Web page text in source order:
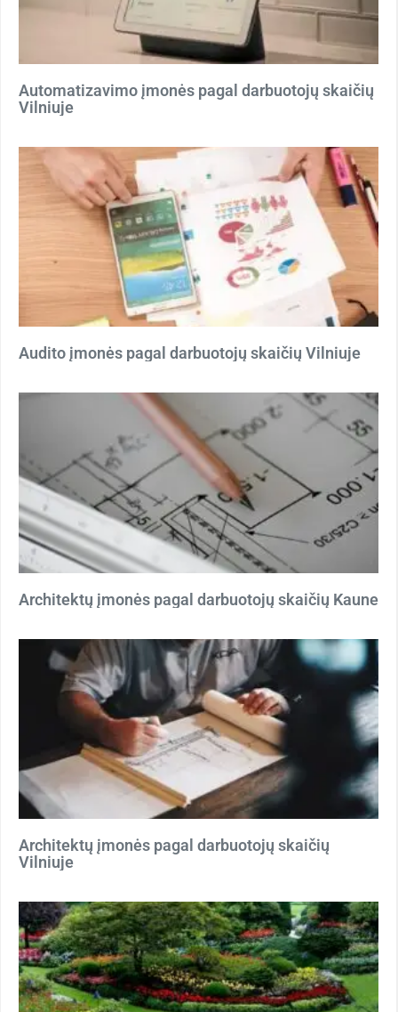
Automatizavimo įmonės pagal darbuotojų skaičių
Vilniuje
Audito įmonės pagal darbuotojų skaičių Vilniuje
Architektų įmonės pagal darbuotojų skaičių Kaune
Architektų įmonės pagal darbuotojų skaičių
Vilniuje